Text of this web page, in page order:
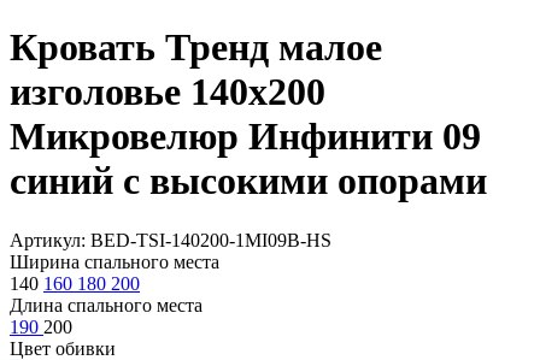
Кровать Тренд малое
изголовье 140х200
Микровелюр Инфинити 09
синий с высокими опорами
Артикул: BED-TSI-140200-1MI09B-HS
Ширина спального места
140 160 180 200
Длина спального места
190 200
Цвет обивки